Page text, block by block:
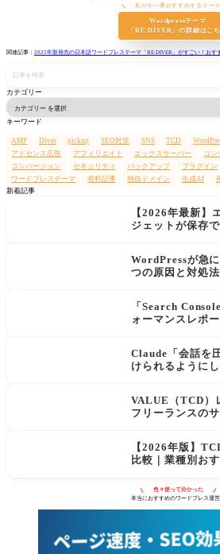
私が今一番おすすめするテーマ
Wordpressテーマ
「RE:DIVER」の詳細はこ
関連記事： 2025年新発売の日本語ワードプレステーマ「RE:DIVER」がすごい！おす
を
検
カテゴリー
キーワード
AMP Diver pickup SEO対策 SNS TCD
アドセンス広告
アフィリエイト エックスサーバー
コン
コンバージョン
セキュリティ バックアップ プラグイン
ワードプレステーマ
有料記事 独自ドメイン 生成AI
新着記事
【2026年最新】
ジェットが保存
WordPressが急
つの原因と対処
「Search
ォーマンスレポ
Claude「会話を
けられるように
VALUE（TCD）
フリーランスの
【2026年版】
比較｜業種別お
色々使って分かった
本当におすすめのワードプレス運営